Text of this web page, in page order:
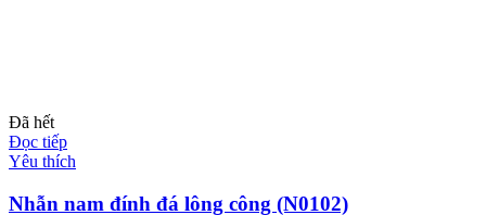
Đã hết
Đọc tiếp
Yêu thích
Nhẫn nam đính đá lông công (N0102)